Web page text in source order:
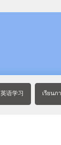
英语学习 เรียนภ